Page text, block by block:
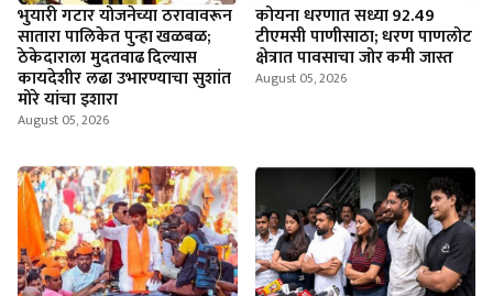
भुयारी गटार योजनेच्या ठरावावरून
सातारा पालिकेत पुन्हा खळबळ;
ठेकेदाराला मुदतवाढ दिल्यास
कायदेशीर लढा उभारण्याचा सुशांत
मोरे यांचा इशारा
August 05, 2026
कोयना धरणात सध्या 92.49
टीएमसी पाणीसाठा; धरण पाणलोट
क्षेत्रात पावसाचा जोर कमी जास्त
August 05, 2026